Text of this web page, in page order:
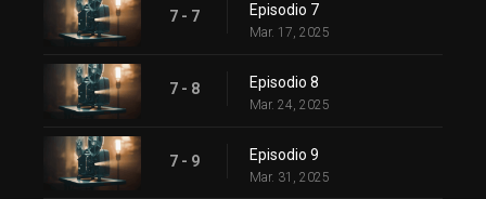
7 - 7 Episodio 7
Mar. 17, 2025
7 - 8 Episodio 8
Mar. 24, 2025
7 - 9 Episodio 9
Mar. 31, 2025